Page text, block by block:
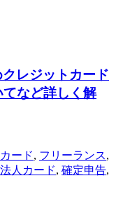
レジットカード
など詳しく解
ード, フリーランス,
法人カード, 確定申告,